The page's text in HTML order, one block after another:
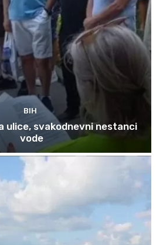
BIH
ulice, svakodnevni nestanci
vode